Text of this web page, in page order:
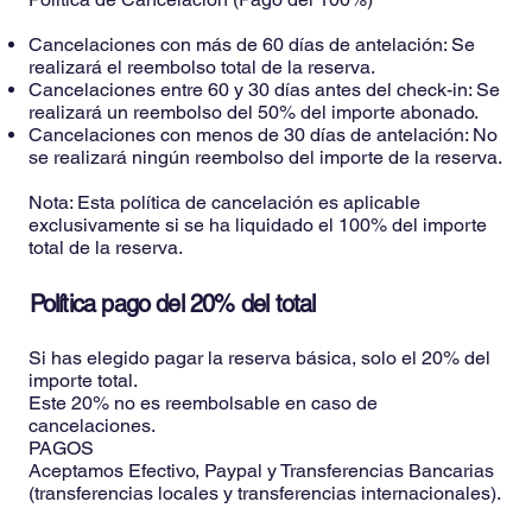
Política pago del 20% del total
Cancelaciones con más de 60 días de antelación: Se
realizará el reembolso total de la reserva.
Cancelaciones entre 60 y 30 días antes del check-in: Se
realizará un reembolso del 50% del importe abonado.
Cancelaciones con menos de 30 días de antelación: No
se realizará ningún reembolso del importe de la reserva.
Nota: Esta política de cancelación es aplicable
exclusivamente si se ha liquidado el 100% del importe
total de la reserva.
Si has elegido pagar la reserva básica, solo el 20% del
importe total.
Este 20% no es reembolsable en caso de
cancelaciones.
PAGOS
Aceptamos Efectivo, Paypal y Transferencias Bancarias
(transferencias locales y transferencias internacionales).